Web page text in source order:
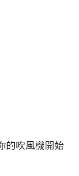
的吹風機開始